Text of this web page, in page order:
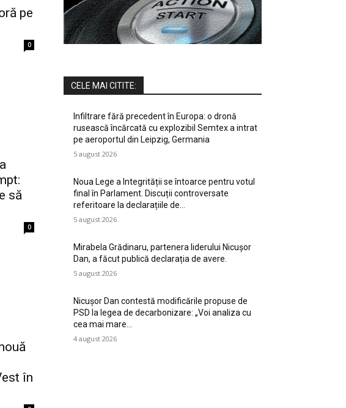
pe
0
să
0
în
CELE MAI CITITE:
Infiltrare fără precedent în Europa: o dronă
rusească încărcată cu explozibil Semtex a intrat
pe aeroportul din Leipzig, Germania
5 august 2026
Noua Lege a Integrității se întoarce pentru votul
final în Parlament. Discuții controversate
referitoare la declarațiile de…
5 august 2026
Mirabela Grădinaru, partenera liderului Nicușor
Dan, a făcut publică declarația de avere.
5 august 2026
Nicușor Dan contestă modificările propuse de
PSD la legea de decarbonizare: „Voi analiza cu
cea mai mare…
4 august 2026